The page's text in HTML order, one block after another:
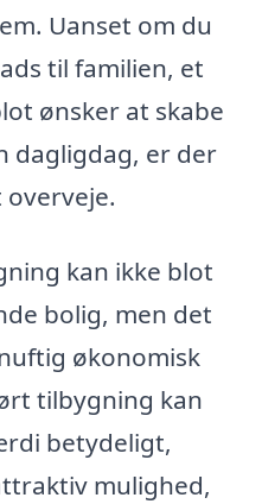
Uanset om du
til familien, et
ønsker at skabe
dagligdag, er der
kan ikke blot
bolig, men det
økonomisk
tilbygning kan
betydeligt,
mulighed,